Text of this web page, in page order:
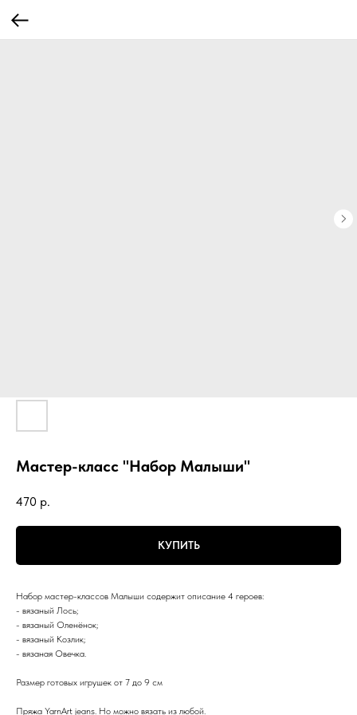
Мастер-класс "Набор Малыши"
470 р.
КУПИТЬ
Набор мастер-классов Малыши содержит описание 4 героев:
- вязаный Лось;
- вязаный Оленёнок;
- вязаный Козлик;
- вязаная Овечка.
Размер готовых игрушек от 7 до 9 см
Пряжа YarnArt jeans. Но можно вязать из любой.